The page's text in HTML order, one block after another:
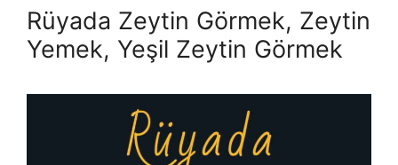
Rüyada Zeytin Görmek, Zeytin
Yemek, Yeşil Zeytin Görmek